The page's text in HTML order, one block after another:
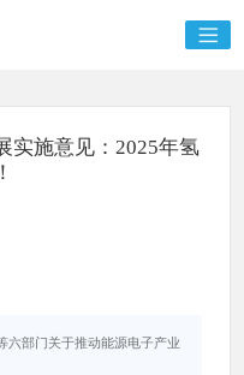
实施意见：2025年氢
六部门关于推动能源电子产业